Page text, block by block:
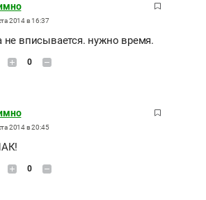
2014 в 16:37
не вписывается. нужно время.
0
2014 в 20:45
0